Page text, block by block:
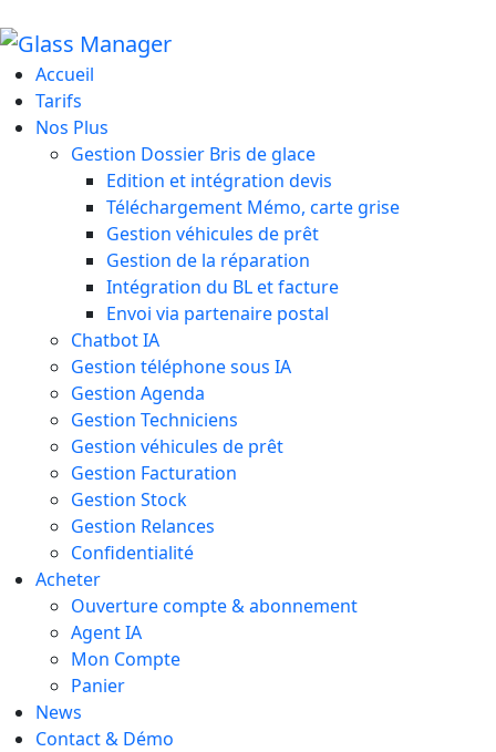
Accueil
Tarifs
Nos Plus
Gestion Dossier Bris de glace
Edition et intégration devis
Téléchargement Mémo, carte grise
Gestion véhicules de prêt
Gestion de la réparation
Intégration du BL et facture
Envoi via partenaire postal
Chatbot IA
Gestion téléphone sous IA
Gestion Agenda
Gestion Techniciens
Gestion véhicules de prêt
Gestion Facturation
Gestion Stock
Gestion Relances
Confidentialité
Acheter
Ouverture compte & abonnement
Agent IA
Mon Compte
Panier
News
Contact & Démo